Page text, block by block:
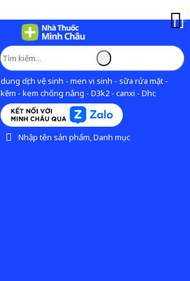
dung dịch vệ sinh - men vi sinh - sữa rửa mặt -
kẽm - kem chống nắng - D3k2 - canxi - Dhc
Nhập tên sản phẩm, Danh mục